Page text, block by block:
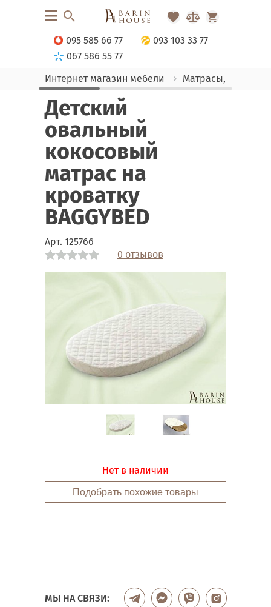
095 585 66 77
093 103 33 77
067 586 55 77
Интернет магазин мебели
Матрасы, текстиль
Детский
овальный
кокосовый
матрас на
кроватку
BAGGYBED
Арт. 125766
0 отзывов
Link
Link
Нет в наличии
Подобрать похожие товары
МЫ НА СВЯЗИ: